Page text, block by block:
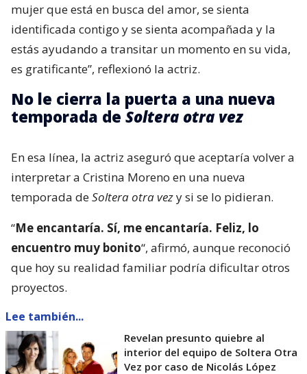
mujer que está en busca del amor, se sienta
identificada contigo y se sienta acompañada y la
estás ayudando a transitar un momento en su vida,
es gratificante”, reflexionó la actriz.
No le cierra la puerta a una nueva
temporada de Soltera otra vez
En esa línea, la actriz aseguró que aceptaría volver a
interpretar a Cristina Moreno en una nueva
temporada deSoltera otra vezy si se lo pidieran.
“Me encantaría. Sí, me encantaría. Feliz, lo
encuentro muy bonito“, afirmó, aunque reconoció
que hoy su realidad familiar podría dificultar otros
proyectos.
Lee también...
Revelan presunto quiebre al
interior del equipo de Soltera Otra
Vez por caso de Nicolás López